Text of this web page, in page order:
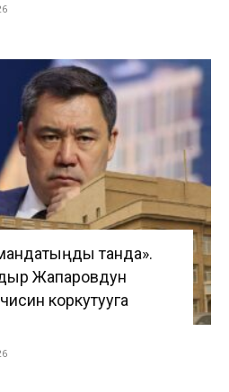
танда».
Жапаровдун
коркутууга